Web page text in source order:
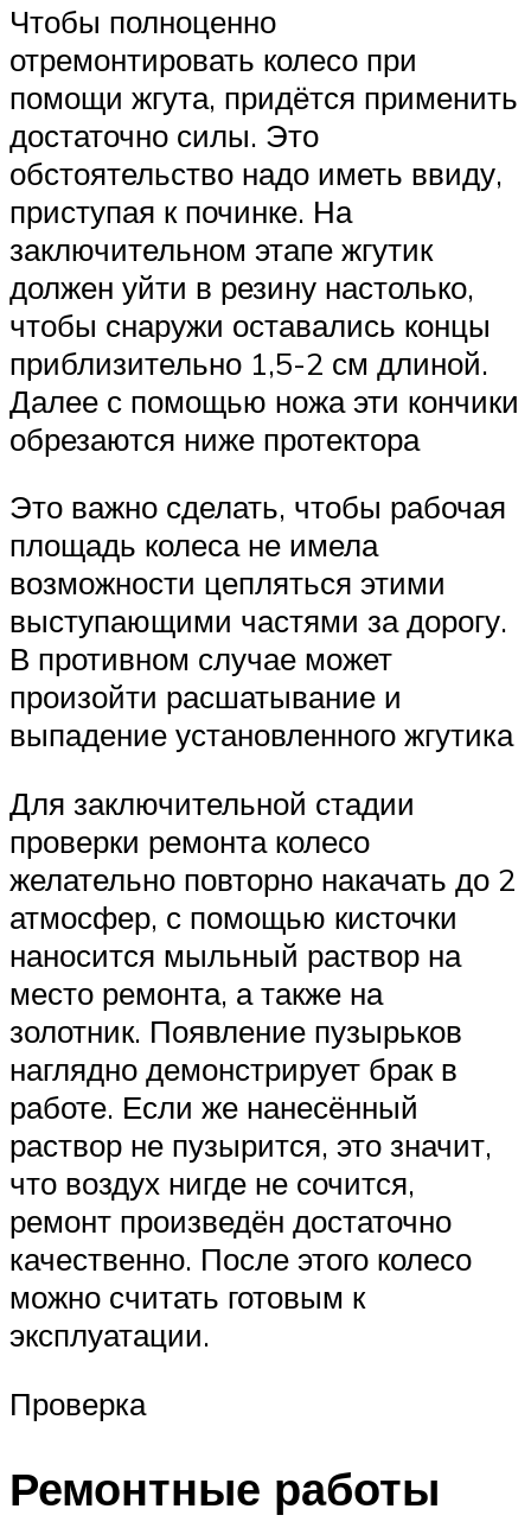
Чтобы полноценно
отремонтировать колесо при
помощи жгута, придётся применить
достаточно силы. Это
обстоятельство надо иметь ввиду,
приступая к починке. На
заключительном этапе жгутик
должен уйти в резину настолько,
чтобы снаружи оставались концы
приблизительно 1,5-2 см длиной.
Далее с помощью ножа эти кончики
обрезаются ниже протектора
Это важно сделать, чтобы рабочая
площадь колеса не имела
возможности цепляться этими
выступающими частями за дорогу.
В противном случае может
произойти расшатывание и
выпадение установленного жгутика
Для заключительной стадии
проверки ремонта колесо
желательно повторно накачать до 2
атмосфер, с помощью кисточки
наносится мыльный раствор на
место ремонта, а также на
золотник. Появление пузырьков
наглядно демонстрирует брак в
работе. Если же нанесённый
раствор не пузырится, это значит,
что воздух нигде не сочится,
ремонт произведён достаточно
качественно. После этого колесо
можно считать готовым к
эксплуатации.
Проверка
Ремонтные работы